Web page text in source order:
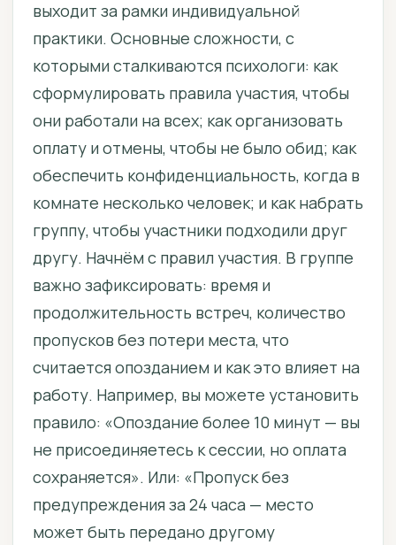
выходит за рамки индивидуальной
практики. Основные сложности, с
которыми сталкиваются психологи: как
сформулировать правила участия, чтобы
они работали на всех; как организовать
оплату и отмены, чтобы не было обид; как
обеспечить конфиденциальность, когда в
комнате несколько человек; и как набрать
группу, чтобы участники подходили друг
другу. Начнём с правил участия. В группе
важно зафиксировать: время и
продолжительность встреч, количество
пропусков без потери места, что
считается опозданием и как это влияет на
работу. Например, вы можете установить
правило: «Опоздание более 10 минут — вы
не присоединяетесь к сессии, но оплата
сохраняется». Или: «Пропуск без
предупреждения за 24 часа — место
может быть передано другому